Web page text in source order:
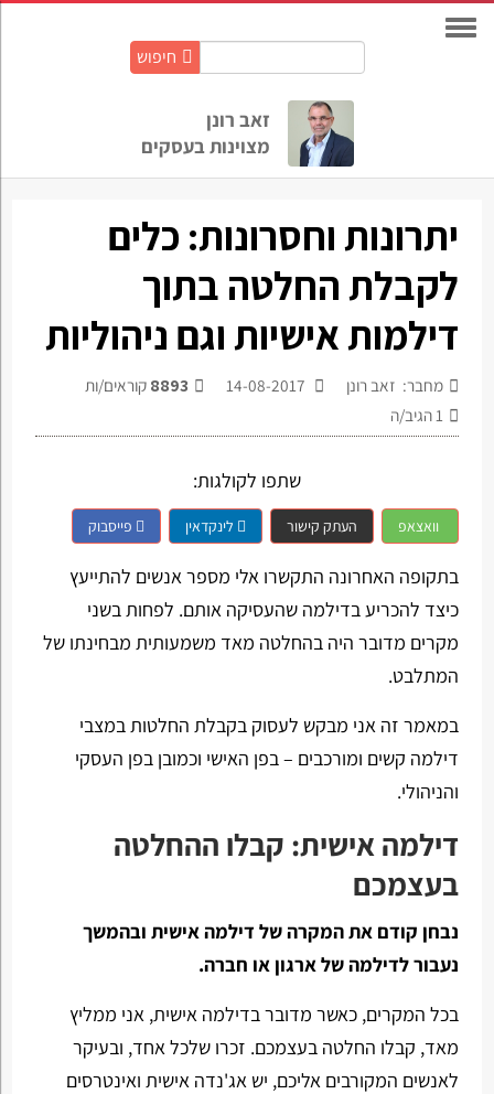
חיפוש
זאב רונן
מצוינות בעסקים
יתרונות וחסרונות: כלים
לקבלת החלטה בתוך
דילמות אישיות וגם ניהוליות
מחבר: זאב רונן 8893 קוראים/ות
1 הגיב/ה
שתפו לקולגות:
וואצאפ העתק קישור לינקדאין פייסבוק
בתקופה האחרונה התקשרו אלי מספר אנשים להתייעץ
כיצד להכריע בדילמה שהעסיקה אותם. לפחות בשני
מקרים מדובר היה בהחלטה מאד משמעותית מבחינתו של
המתלבט.
במאמר זה אני מבקש לעסוק בקבלת החלטות במצבי
דילמה קשים ומורכבים – בפן האישי וכמובן בפן העסקי
והניהולי.
דילמה אישית: קבלו ההחלטה
בעצמכם
נבחן קודם את המקרה של דילמה אישית ובהמשך
נעבור לדילמה של ארגון או חברה.
בכל המקרים, כאשר מדובר בדילמה אישית, אני ממליץ
מאד, קבלו החלטה בעצמכם. זכרו שלכל אחד, ובעיקר
לאנשים המקורבים אליכם, יש אג'נדה אישית ואינטרסים